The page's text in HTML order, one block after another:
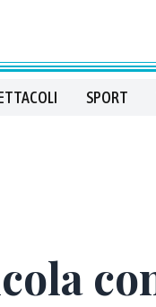
SPORT